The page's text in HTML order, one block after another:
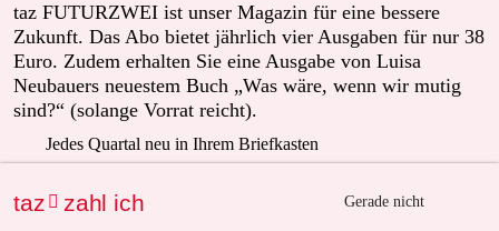
taz FUTURZWEI ist unser Magazin für eine bessere
Zukunft. Das Abo bietet jährlich vier Ausgaben für nur 38
Euro. Zudem erhalten Sie eine Ausgabe von Luisa
Neubauers neuestem Buch „Was wäre, wenn wir mutig
sind?“ (solange Vorrat reicht).
Jedes Quartal neu in Ihrem Briefkasten
taz  zahl ich Gerade nicht